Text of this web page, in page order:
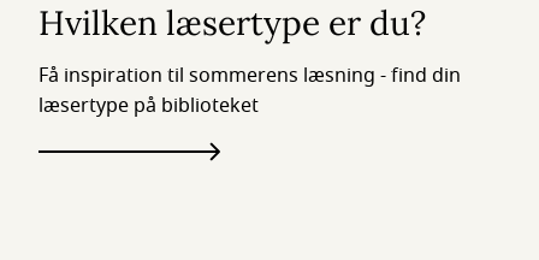
Hvilken læsertype er du?
Få inspiration til sommerens læsning - find din
læsertype på biblioteket